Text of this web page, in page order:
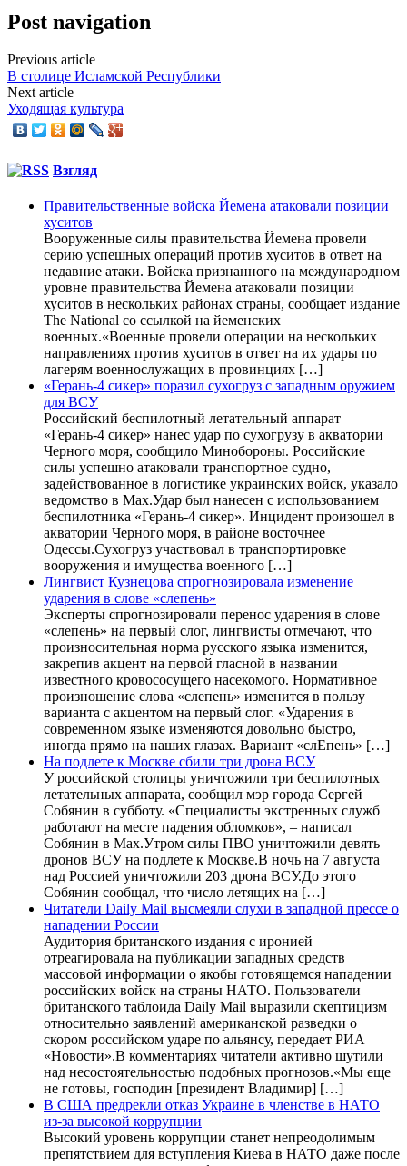
Post navigation
Previous article
В столице Исламской Республики
Next article
Уходящая культура
Взгляд
Правительственные войска Йемена атаковали позиции
хуситов
Вооруженные силы правительства Йемена провели
серию успешных операций против хуситов в ответ на
недавние атаки. Войска признанного на международном
уровне правительства Йемена атаковали позиции
хуситов в нескольких районах страны, сообщает издание
The National со ссылкой на йеменских
военных.«Военные провели операции на нескольких
направлениях против хуситов в ответ на их удары по
лагерям военнослужащих в провинциях […]
«Герань-4 сикер» поразил сухогруз с западным оружием
для ВСУ
Российский беспилотный летательный аппарат
«Герань-4 сикер» нанес удар по сухогрузу в акватории
Черного моря, сообщило Минобороны. Российские
силы успешно атаковали транспортное судно,
задействованное в логистике украинских войск, указало
ведомство в Max.Удар был нанесен с использованием
беспилотника «Герань-4 сикер». Инцидент произошел в
акватории Черного моря, в районе восточнее
Одессы.Сухогруз участвовал в транспортировке
вооружения и имущества военного […]
Лингвист Кузнецова спрогнозировала изменение
ударения в слове «слепень»
Эксперты спрогнозировали перенос ударения в слове
«слепень» на первый слог, лингвисты отмечают, что
произносительная норма русского языка изменится,
закрепив акцент на первой гласной в названии
известного кровососущего насекомого. Нормативное
произношение слова «слепень» изменится в пользу
варианта с акцентом на первый слог. «Ударения в
современном языке изменяются довольно быстро,
иногда прямо на наших глазах. Вариант «слЕпень» […]
На подлете к Москве сбили три дрона ВСУ
У российской столицы уничтожили три беспилотных
летательных аппарата, сообщил мэр города Сергей
Собянин в субботу. «Специалисты экстренных служб
работают на месте падения обломков», – написал
Собянин в Max.Утром силы ПВО уничтожили девять
дронов ВСУ на подлете к Москве.В ночь на 7 августа
над Россией уничтожили 203 дрона ВСУ.До этого
Собянин сообщал, что число летящих на […]
Читатели Daily Mail высмеяли слухи в западной прессе о
нападении России
Аудитория британского издания с иронией
отреагировала на публикации западных средств
массовой информации о якобы готовящемся нападении
российских войск на страны НАТО. Пользователи
британского таблоида Daily Mail выразили скептицизм
относительно заявлений американской разведки о
скором российском ударе по альянсу, передает РИА
«Новости».В комментариях читатели активно шутили
над несостоятельностью подобных прогнозов.«Мы еще
не готовы, господин [президент Владимир] […]
В США предрекли отказ Украине в членстве в НАТО
из-за высокой коррупции
Высокий уровень коррупции станет непреодолимым
препятствием для вступления Киева в НАТО даже после